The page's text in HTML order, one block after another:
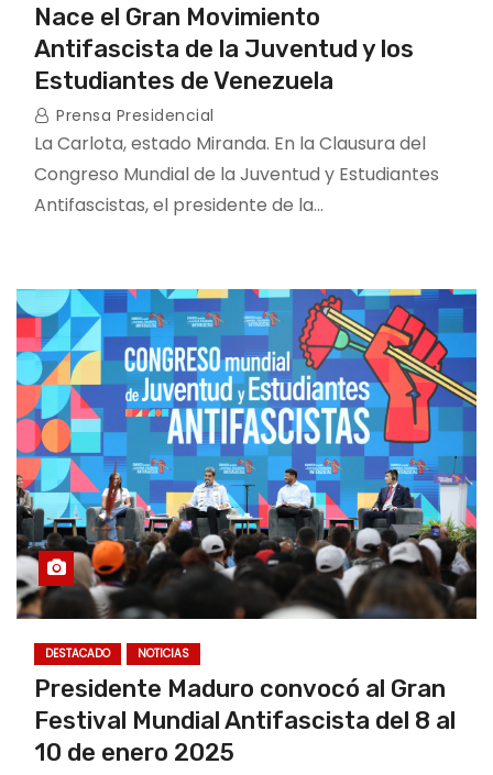
Nace el Gran Movimiento
Antifascista de la Juventud y los
Estudiantes de Venezuela
Prensa Presidencial
La Carlota, estado Miranda. En la Clausura del
Congreso Mundial de la Juventud y Estudiantes
Antifascistas, el presidente de la…
DESTACADO NOTICIAS
Presidente Maduro convocó al Gran
Festival Mundial Antifascista del 8 al
10 de enero 2025